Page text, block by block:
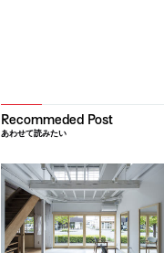
あわせて読みたい